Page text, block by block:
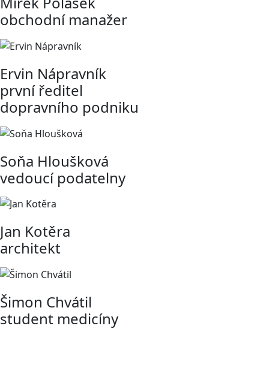
obchodní manažer
Ervin Nápravník
první ředitel
dopravního podniku
Soňa Hloušková
vedoucí podatelny
Jan Kotěra
architekt
Šimon Chvátil
student medicíny